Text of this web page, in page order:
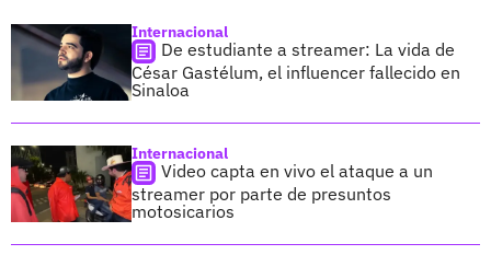
Internacional
De estudiante a streamer: La vida de
César Gastélum, el influencer fallecido en
Sinaloa
Internacional
Video capta en vivo el ataque a un
streamer por parte de presuntos
motosicarios